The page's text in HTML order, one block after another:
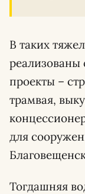
В таких
проекты –
трамвая,
для
Тогдашняя